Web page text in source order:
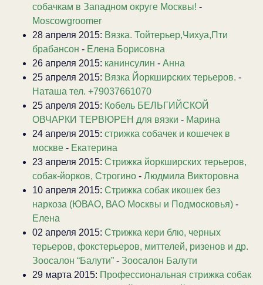
собачкам в Западном округе Москвы! -
Moscowgroomer
28 апреля 2015: Вязка. Тойтерьер,Чихуа,Пти
брабансон - Елена Борисовна
26 апреля 2015: канинсулин - Анна
25 апреля 2015: Вязка Йоркширских терьеров. -
Наташа тел. +79037661070
25 апреля 2015: Кобель БЕЛЬГИЙСКОЙ
ОВЧАРКИ ТЕРВЮРЕН для вязки - Марина
24 апреля 2015: стрижка собачек и кошечек в
москве - Екатерина
23 апреля 2015: Стрижка йоркширских терьеров,
собак-йорков, Строгино - Людмила Викторовна
10 апреля 2015: Стрижка собак икошек без
наркоза (ЮВАО, ВАО Москвы и Подмосковья) -
Елена
02 апреля 2015: Стрижка кери блю, черных
терьеров, фокстерьеров, миттелей, ризенов и др.
Зоосалон “Балути” - Зоосалон Балути
29 марта 2015: Профессиональная стрижка собак